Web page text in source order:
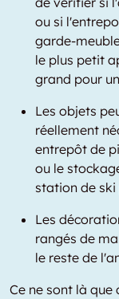
ou si
garde-
le plus petit
grand pour
Les objets
réellement
entrepôt de
ou le
station de ski
Les
rangés de
le reste de
Ce ne sont là